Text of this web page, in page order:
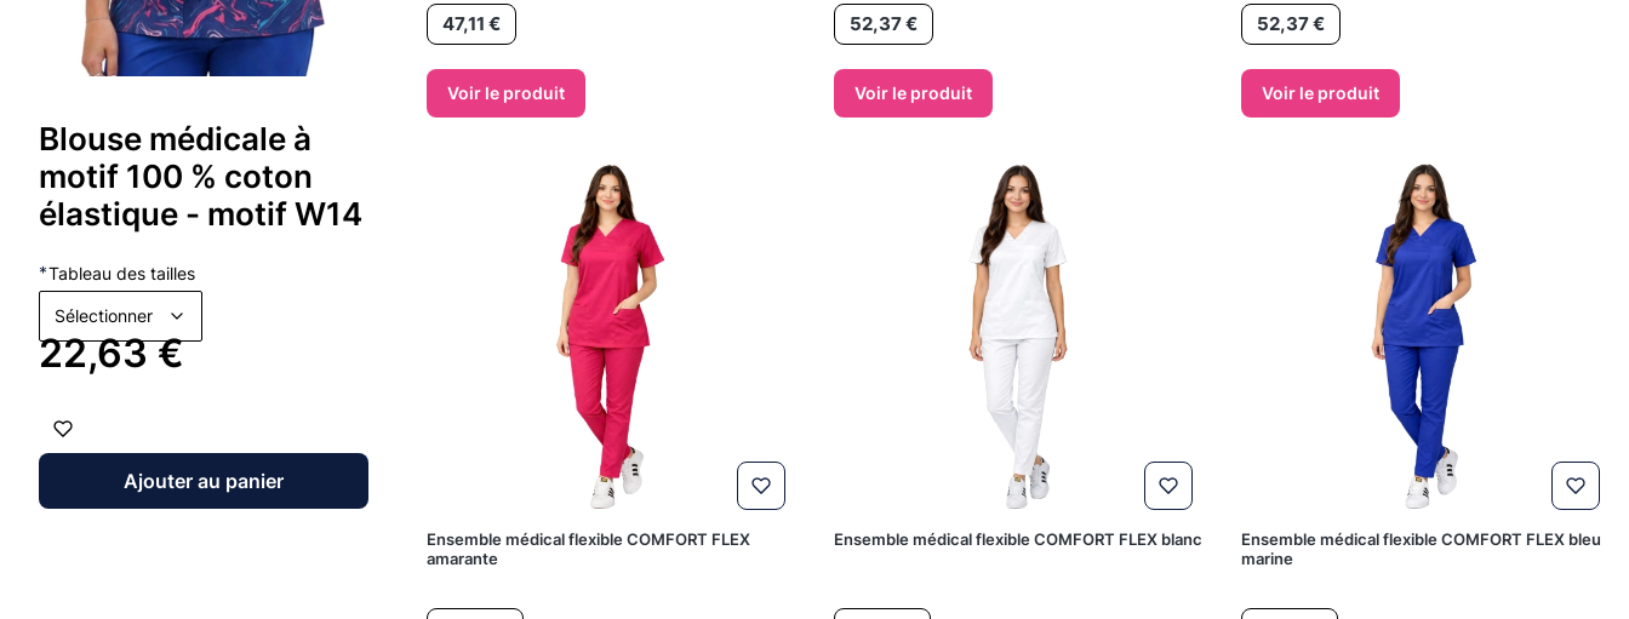
Blouse médicale à
motif 100 % coton
élastique - motif W14
*Tableau des tailles
Sélectionner
Prix
22,63 €
Ajouter au panier
Prix47,11 €
Voir le produit
Prix52,37 €
Voir le produit
Prix52,37 €
Voir le produit
Ensemble médical flexible COMFORT FLEX
amarante
Ensemble médical flexible COMFORT FLEX blanc
Ensemble médical flexible COMFORT FLEX bleu
marine